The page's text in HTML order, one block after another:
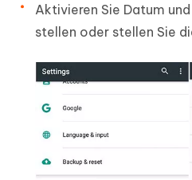
Aktivieren Sie Datum
stellen oder stellen Sie